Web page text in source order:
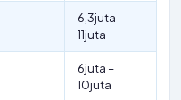
6,3juta –
11juta
6juta –
10juta